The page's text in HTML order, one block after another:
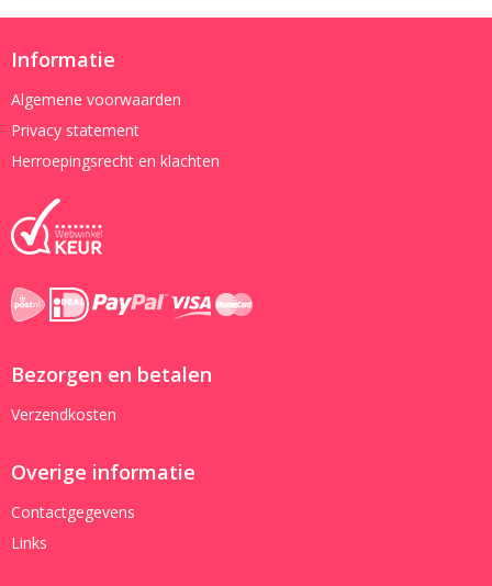
Informatie
Algemene voorwaarden
Privacy statement
Herroepingsrecht en klachten
Bezorgen en betalen
Verzendkosten
Overige informatie
Contactgegevens
Links